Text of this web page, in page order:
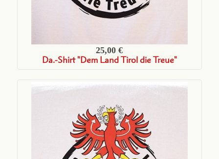
25,00 €
Da.-Shirt "Dem Land Tirol die Treue"